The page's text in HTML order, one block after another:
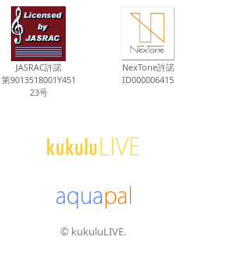
JASRAC許諾
第9013518001Y451
23号
NexTone許諾
ID000006415
© kukuluLIVE.